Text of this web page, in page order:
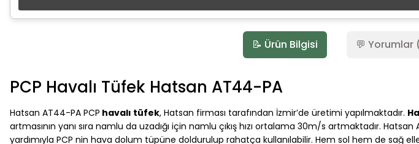
📝 Ürün Bilgisi 💬 Yorumlar
PCP Havalı Tüfek Hatsan AT44-PA
Hatsan AT44-PA PCP havalı tüfek, Hatsan firması tarafından İzmir’de üretimi yapılmaktadır.
artmasının yanı sıra namlu da uzadığı için namlu çıkış hızı ortalama 30m/s artmaktadır.
yardımıyla PCP nin hava dolum tüpüne doldurulup rahatça kullanılabilir. Hem sol hem de sağ